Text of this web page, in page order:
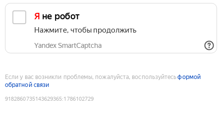
Я не робот
Нажмите, чтобы продолжить
Yandex SmartCaptcha
Если у вас возникли проблемы, пожалуйста, воспользуйтесьформой
обратной связи
9182860735143629365:1786102729